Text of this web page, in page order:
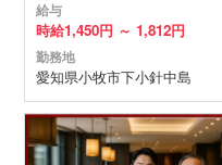
給与
時給1,450円 ～ 1,812円
勤務地
愛知県小牧市下小針中島